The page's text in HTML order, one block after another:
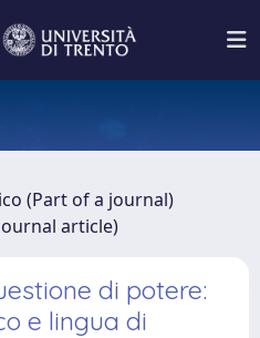
(Part of a journal)
article)
di potere:
e lingua di